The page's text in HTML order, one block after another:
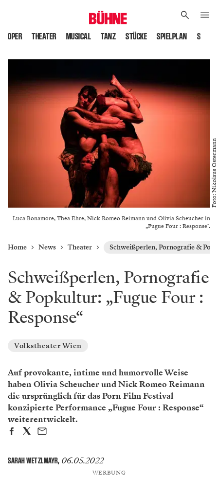
OPER THEATER MUSICAL TANZ STÜCKE SPIELPLAN
Luca Bonamore, Thea Ehre, Nick Romeo Reimann und Olivia Scheucher in
„Fugue Four : Response".
Foto: Nikolaus Ostermann
Home News Theater Schweißperlen, Pornografie &
Schweißperlen, Pornografie
& Popkultur: „Fugue Four :
Response“
Volkstheater Wien
Auf provokante, intime und humorvolle Weise
haben Olivia Scheucher und Nick Romeo Reimann
die ursprünglich für das Porn Film Festival
konzipierte Performance „Fugue Four : Response“
weiterentwickelt.
SARAH WETZLMAYR, 06.05.2022
WERBUNG